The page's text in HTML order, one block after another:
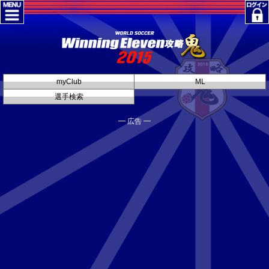
myClub
ML
選手検索
━ 広告 ━